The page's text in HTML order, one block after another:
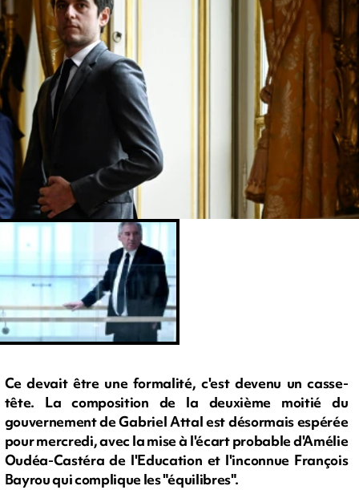
Ce devait être une formalité, c'est devenu un casse-
tête. La composition de la deuxième moitié du
gouvernement de Gabriel Attal est désormais espérée
pour mercredi, avec la mise à l'écart probable d'Amélie
Oudéa-Castéra de l'Education et l'inconnue François
Bayrou qui complique les "équilibres".